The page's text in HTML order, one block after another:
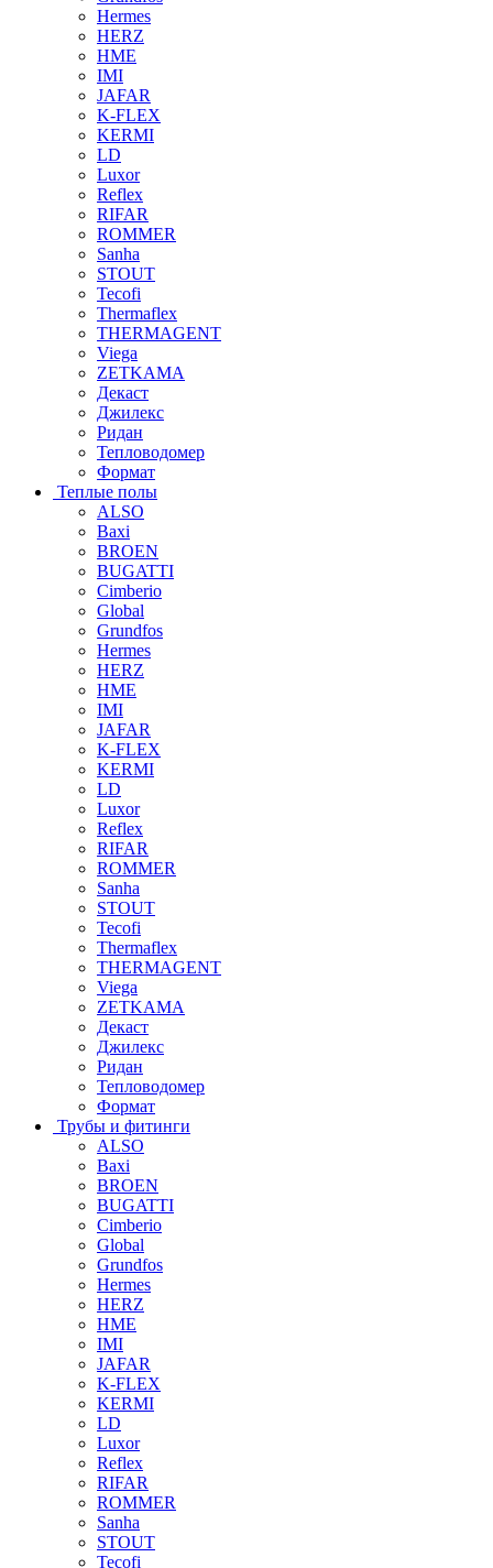
Hermes
HERZ
HME
IMI
JAFAR
K-FLEX
KERMI
LD
Luxor
Reflex
RIFAR
ROMMER
Sanha
STOUT
Tecofi
Thermaflex
THERMAGENT
Viega
ZETKAMA
Декаст
Джилекс
Ридан
Тепловодомер
Формат
Теплые полы
ALSO
Baxi
BROEN
BUGATTI
Cimberio
Global
Grundfos
Hermes
HERZ
HME
IMI
JAFAR
K-FLEX
KERMI
LD
Luxor
Reflex
RIFAR
ROMMER
Sanha
STOUT
Tecofi
Thermaflex
THERMAGENT
Viega
ZETKAMA
Декаст
Джилекс
Ридан
Тепловодомер
Формат
Трубы и фитинги
ALSO
Baxi
BROEN
BUGATTI
Cimberio
Global
Grundfos
Hermes
HERZ
HME
IMI
JAFAR
K-FLEX
KERMI
LD
Luxor
Reflex
RIFAR
ROMMER
Sanha
STOUT
Tecofi